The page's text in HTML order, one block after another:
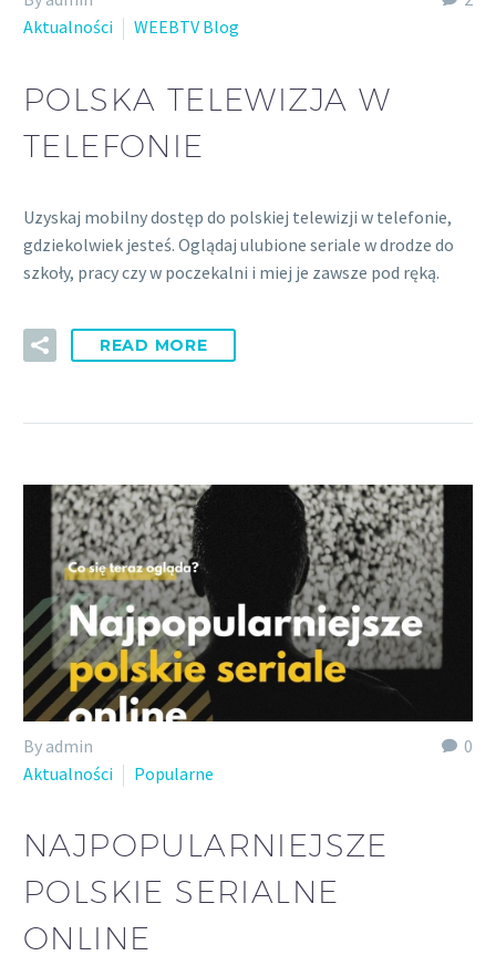
Aktualności
WEEBTV Blog
POLSKA TELEWIZJA W
TELEFONIE
Uzyskaj mobilny dostęp do polskiej telewizji w telefonie,
gdziekolwiek jesteś. Oglądaj ulubione seriale w drodze do
szkoły, pracy czy w poczekalni i miej je zawsze pod ręką.
READ MORE
0
By admin
Aktualności
Popularne
NAJPOPULARNIEJSZE
POLSKIE SERIALNE
ONLINE